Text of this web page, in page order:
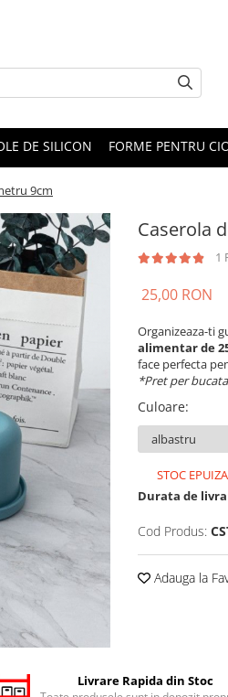
DE SILICON FORME PENTRU
9cm
Caserola
1
25,00 RON
Organizeaza-ti
alimentar de
face perfecta
*Pret per
Culoare:
STOC
Durata de
Cod Produs:
Adauga la
Livrare Rapida din Stoc